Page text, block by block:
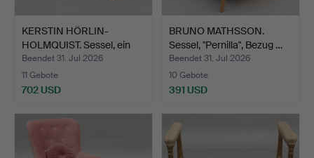
KERSTIN HÖRLIN-
HOLMQUIST. Sessel, ein
Paar…
Beendet 31. Jul 2026
11 Gebote
702 USD
BRUNO MATHSSON.
Sessel, "Pernilla", Bezug …
Beendet 31. Jul 2026
10 Gebote
391 USD